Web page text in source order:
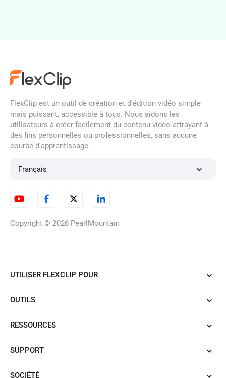
Filtre de visage par IA
Déflouter une image
IA
FlexClip est un outil de création et d'édition vidéo simple
mais puissant, accessible à tous. Nous aidons les
utilisateurs à créer facilement du contenu vidéo attrayant à
des fins personnelles ou professionnelles, sans aucune
courbe d'apprentissage.
Français
Copyright © 2026 PearlMountain
UTILISER FLEXCLIP POUR
OUTILS
RESSOURCES
SUPPORT
SOCIÉTÉ